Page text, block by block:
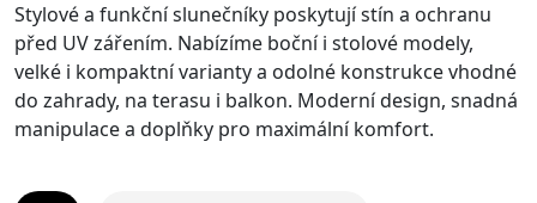
Stylové a funkční slunečníky poskytují stín a ochranu
před UV zářením. Nabízíme boční i stolové modely,
velké i kompaktní varianty a odolné konstrukce vhodné
do zahrady, na terasu i balkon. Moderní design, snadná
manipulace a doplňky pro maximální komfort.